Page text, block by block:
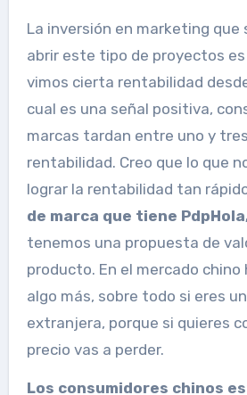
La inversión en marketing que
abrir este tipo de proyectos
vimos cierta rentabilidad
cual es una señal positiva,
marcas tardan entre uno y
rentabilidad. Creo que lo que
lograr la rentabilidad tan
de marca que tiene Pdp
tenemos una propuesta de
producto. En el mercado
algo más, sobre todo si eres
extranjera, porque si quieres
precio vas a perder.
Los consumidores chinos